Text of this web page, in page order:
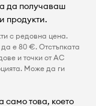
да получаваш
продукти.
с редовна цена.
е 80 €. Отстъпката
и точки от AC
Може да ги
това, което